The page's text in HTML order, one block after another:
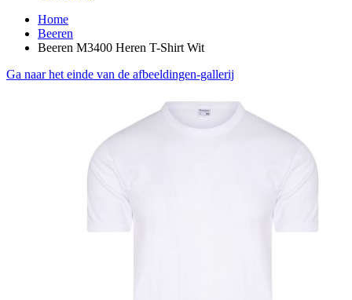
Home
Beeren
Beeren M3400 Heren T-Shirt Wit
Ga naar het einde van de afbeeldingen-gallerij